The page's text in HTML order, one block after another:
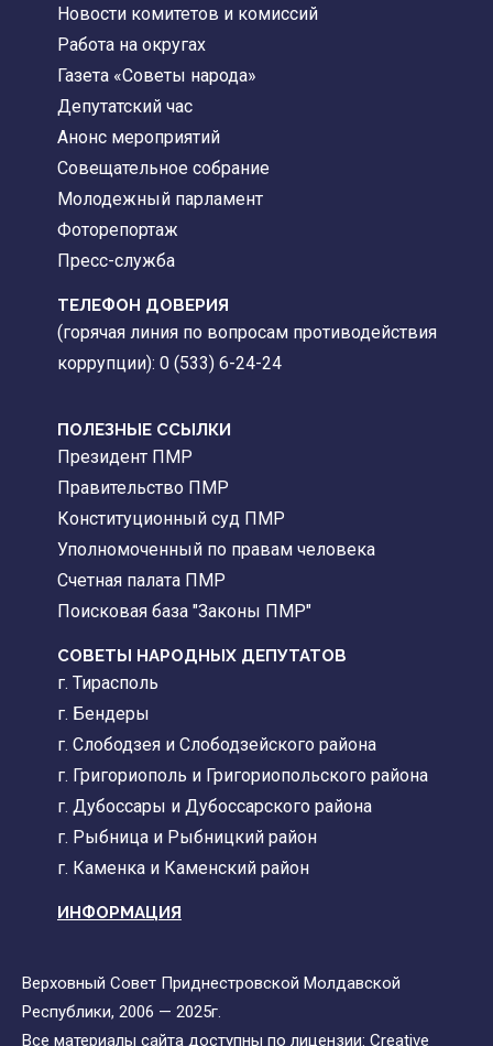
Новости комитетов и комиссий
Работа на округах
Газета «Советы народа»
Депутатский час
Анонс мероприятий
Совещательное собрание
Молодежный парламент
Фоторепортаж
Пресс-служба
ТЕЛЕФОН ДОВЕРИЯ
(горячая линия по вопросам противодействия
коррупции): 0 (533) 6-24-24
ПОЛЕЗНЫЕ ССЫЛКИ
Президент ПМР
Правительство ПМР
Конституционный суд ПМР
Уполномоченный по правам человека
Счетная палата ПМР
Поисковая база "Законы ПМР"
СОВЕТЫ НАРОДНЫХ ДЕПУТАТОВ
г. Тирасполь
г. Бендеры
г. Слободзея и Слободзейского района
г. Григориополь и Григориопольского района
г. Дубоссары и Дубоссарского района
г. Рыбница и Рыбницкий район
г. Каменка и Каменский район
ИНФОРМАЦИЯ
Верховный Совет Приднестровской Молдавской
Республики, 2006 — 2025г.
Все материалы сайта доступны по лицензии: Creative